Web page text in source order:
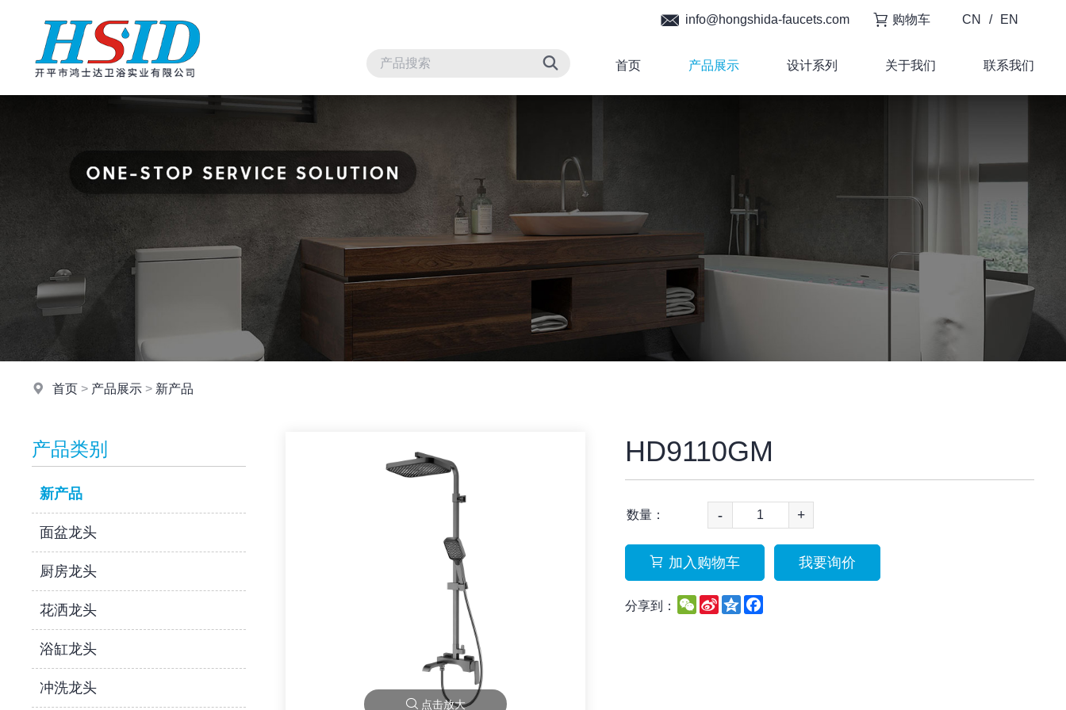
首页 产品展示 设计系列 关于我们 联系我们
info@hongshida-faucets.com 购物车 CN / EN
首页 > 产品展示 > 新产品
产品类别
新产品
面盆龙头
厨房龙头
花洒龙头
浴缸龙头
冲洗龙头
点击放大
HD9110GM
数量： - +
加入购物车 我要询价
分享到： WeChat
Sina
Weibo
QzoneFacebook